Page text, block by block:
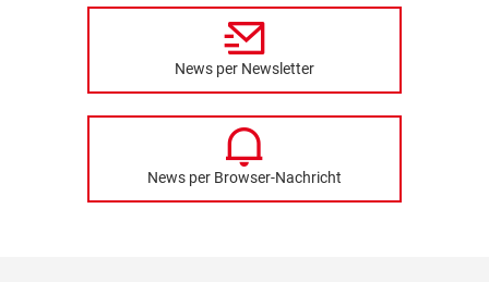
News per Newsletter
News per Browser-Nachricht